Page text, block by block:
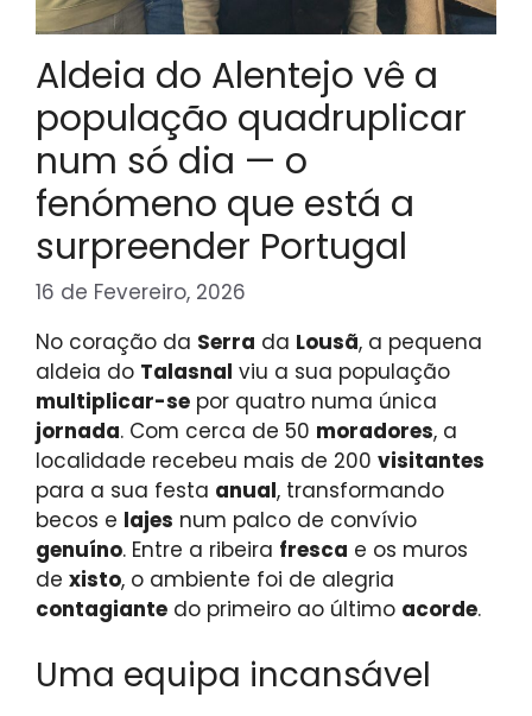
Aldeia do Alentejo vê a
população quadruplicar
num só dia — o
fenómeno que está a
surpreender Portugal
16 de Fevereiro, 2026
No coração da Serra da Lousã, a pequena
aldeia do Talasnal viu a sua população
multiplicar-se por quatro numa única
jornada. Com cerca de 50 moradores, a
localidade recebeu mais de 200 visitantes
para a sua festa anual, transformando
becos e lajes num palco de convívio
genuíno. Entre a ribeira fresca e os muros
de xisto, o ambiente foi de alegria
contagiante do primeiro ao último acorde.
Uma equipa incansável